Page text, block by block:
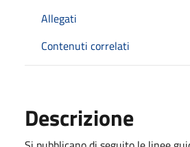
Allegati
Contenuti correlati
Descrizione